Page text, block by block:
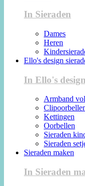
In Sieraden
Dames
Heren
Ello's design
In Ello's
Armband
Kettingen
Oorbellen
Sieraden
Sieraden
Sieraden maken
In Sieraden